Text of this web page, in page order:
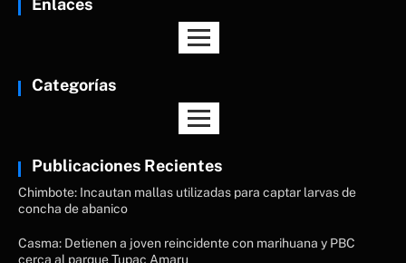
Enlaces
Categorías
Publicaciones Recientes
Chimbote: Incautan mallas utilizadas para captar larvas de
concha de abanico
Casma: Detienen a joven reincidente con marihuana y PBC
cerca al parque Tupac Amaru